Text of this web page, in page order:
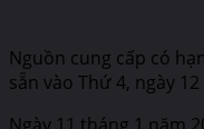
Nguồn cung cấp có
sẵn vào Thứ 4, ngày